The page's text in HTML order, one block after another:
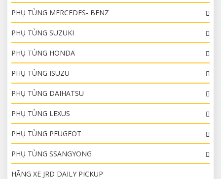
PHỤ TÙNG MERCEDES- BENZ
PHỤ TÙNG SUZUKI
PHỤ TÙNG HONDA
PHỤ TÙNG ISUZU
PHỤ TÙNG DAIHATSU
PHỤ TÙNG LEXUS
PHỤ TÙNG PEUGEOT
PHỤ TÙNG SSANGYONG
HÃNG XE JRD DAILY PICKUP